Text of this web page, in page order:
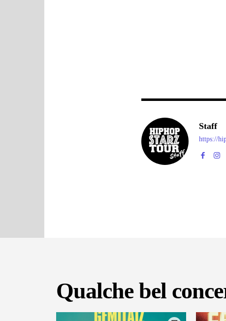
Staff
https://
Qualche bel